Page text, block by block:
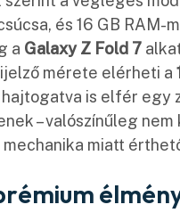
és 16 GB
a Galaxy Z Fold 7
mérete elérheti a
hajtogatva is elfér
– valószínűleg
miatt